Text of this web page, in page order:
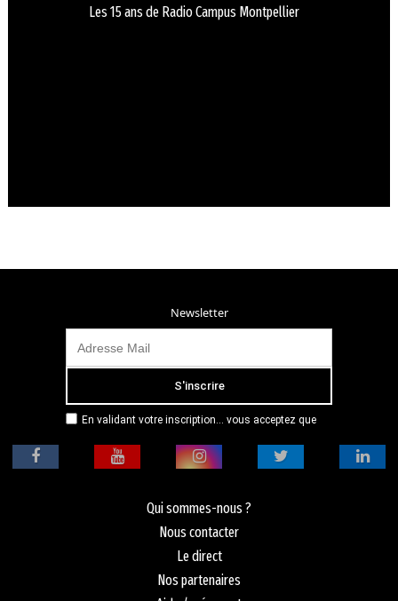
Les 15 ans de Radio Campus Montpellier
Newsletter
En validant votre inscription... vous acceptez que
adresse email dans le but de vous envoyer
mensuellement sa lettre d’informations. Pour plus
politique de confidentialité.
Qui sommes-nous ?
Nous contacter
Le direct
Nos partenaires